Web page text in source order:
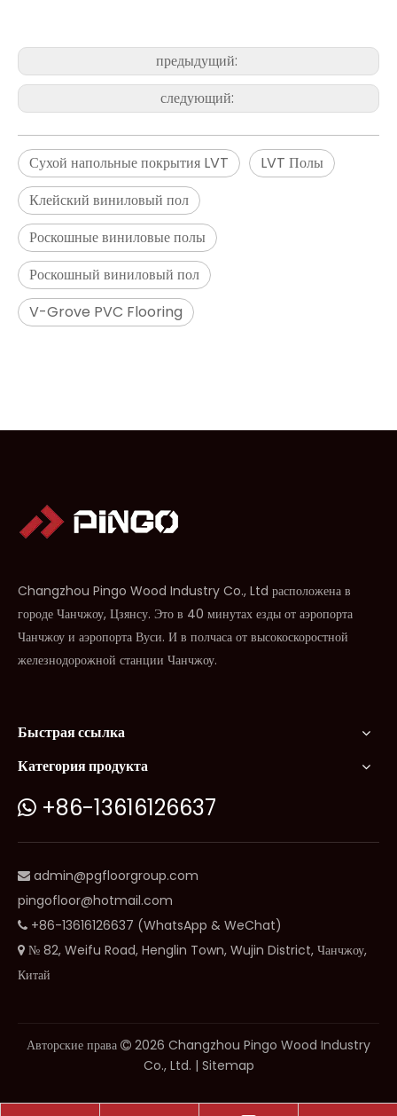
предыдущий:
следующий:
Сухой напольные покрытия LVT
LVT Полы
Клейский виниловый пол
Роскошные виниловые полы
Роскошный виниловый пол
V-Grove PVC Flooring
Changzhou Pingo Wood Industry Co., Ltd расположена в
городе Чанчжоу, Цзянсу. Это в 40 минутах езды от аэропорта
Чанчжоу и аэропорта Вуси. И в полчаса от высокоскоростной
железнодорожной станции Чанчжоу.
Быстрая ссылка
Категория продукта
 +86-13616126637
 admin@pgfloorgroup.com
pingofloor@hotmail.com
 +86-13616126637 (WhatsApp & WeChat)
 № 82, Weifu Road, Henglin Town, Wujin District, Чанчжоу,
Китай
Авторские права  2026 Changzhou Pingo Wood Industry
Co., Ltd. | Sitemap